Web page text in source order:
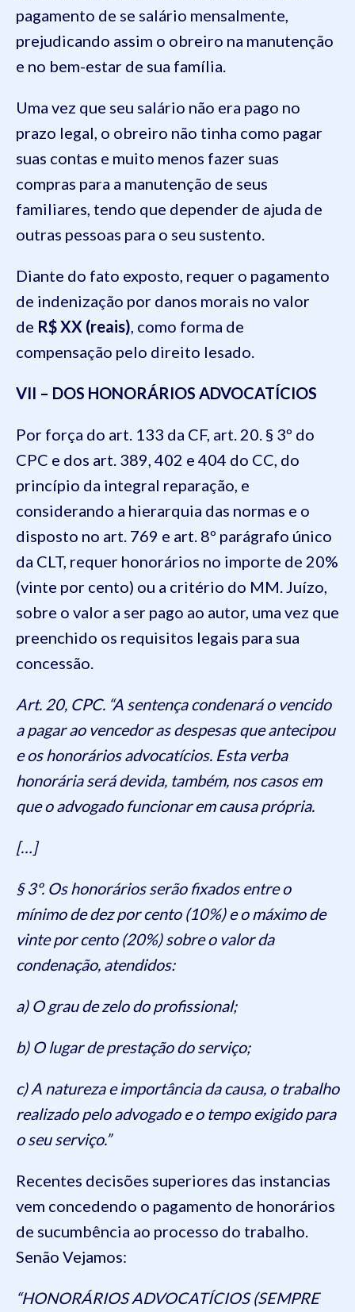
pagamento de se salário mensalmente,
prejudicando assim o obreiro na manutenção
e no bem-estar de sua família.
Uma vez que seu salário não era pago no
prazo legal, o obreiro não tinha como pagar
suas contas e muito menos fazer suas
compras para a manutenção de seus
familiares, tendo que depender de ajuda de
outras pessoas para o seu sustento.
Diante do fato exposto, requer o pagamento
de indenização por danos morais no valor
de R$ XX (reais) , como forma de
compensação pelo direito lesado.
VII – DOS HONORÁRIOS ADVOCATÍCIOS
Por força do art. 133 da CF, art. 20. § 3º do
CPC e dos art. 389, 402 e 404 do CC, do
princípio da integral reparação, e
considerando a hierarquia das normas e o
disposto no art. 769 e art. 8º parágrafo único
da CLT, requer honorários no importe de 20%
(vinte por cento) ou a critério do MM. Juízo,
sobre o valor a ser pago ao autor, uma vez que
preenchido os requisitos legais para sua
concessão.
Art. 20, CPC. “A sentença condenará o vencido
a pagar ao vencedor as despesas que antecipou
e os honorários advocatícios. Esta verba
honorária será devida, também, nos casos em
que o advogado funcionar em causa própria.
[…]
§ 3º. Os honorários serão fixados entre o
mínimo de dez por cento (10%) e o máximo de
vinte por cento (20%) sobre o valor da
condenação, atendidos:
a) O grau de zelo do profissional;
b) O lugar de prestação do serviço;
c) A natureza e importância da causa, o trabalho
realizado pelo advogado e o tempo exigido para
o seu serviço.”
Recentes decisões superiores das instancias
vem concedendo o pagamento de honorários
de sucumbência ao processo do trabalho.
Senão Vejamos:
“HONORÁRIOS ADVOCATÍCIOS (SEMPRE